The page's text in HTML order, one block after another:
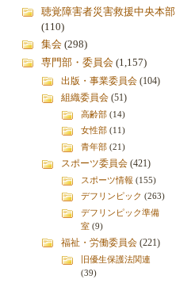
聴覚障害者災害救援中央本部
(110)
集会 (298)
専門部・委員会 (1,157)
出版・事業委員会 (104)
組織委員会 (51)
高齢部 (14)
女性部 (11)
青年部 (21)
スポーツ委員会 (421)
スポーツ情報 (155)
デフリンピック (263)
デフリンピック準備
室 (9)
福祉・労働委員会 (221)
旧優生保護法関連
(39)